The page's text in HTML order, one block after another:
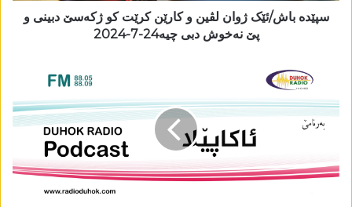
سپێدە باش/ئێک ژوان لڤین و کارێن کرێت کو ژکەسێ دبینی و
پێ نەخوش دبی چیە24-7-2024